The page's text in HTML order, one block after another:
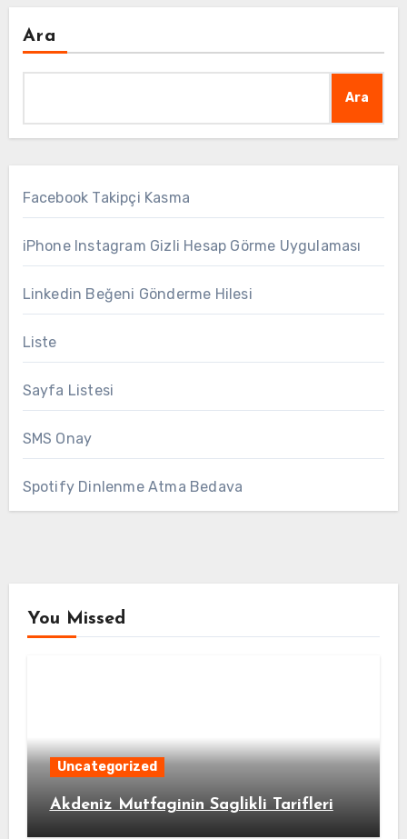
Ara
Ara
Facebook Takipçi Kasma
iPhone Instagram Gizli Hesap Görme Uygulaması
Linkedin Beğeni Gönderme Hilesi
Liste
Sayfa Listesi
SMS Onay
Spotify Dinlenme Atma Bedava
You Missed
Uncategorized
Akdeniz Mutfaginin Saglikli Tarifleri